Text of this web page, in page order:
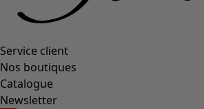
Service client
Nos boutiques
Catalogue
Newsletter